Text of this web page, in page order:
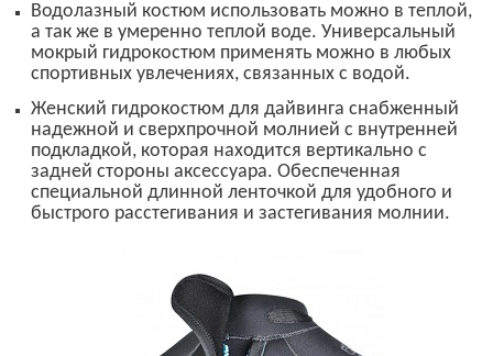
Водолазный костюм использовать можно в теплой,
а так же в умеренно теплой воде. Универсальный
мокрый гидрокостюм применять можно в любых
спортивных увлечениях, связанных с водой.
Женский гидрокостюм для дайвинга снабженный
надежной и сверхпрочной молнией с внутренней
подкладкой, которая находится вертикально с
задней стороны аксессуара. Обеспеченная
специальной длинной ленточкой для удобного и
быстрого расстегивания и застегивания молнии.